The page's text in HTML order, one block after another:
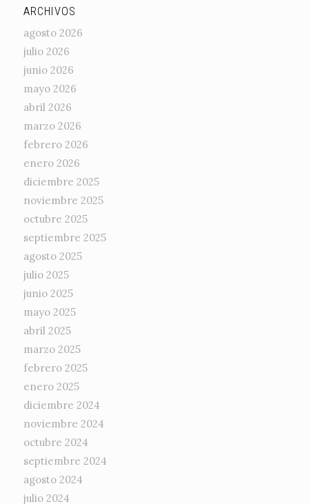
ARCHIVOS
agosto 2026
julio 2026
junio 2026
mayo 2026
abril 2026
marzo 2026
febrero 2026
enero 2026
diciembre 2025
noviembre 2025
octubre 2025
septiembre 2025
agosto 2025
julio 2025
junio 2025
mayo 2025
abril 2025
marzo 2025
febrero 2025
enero 2025
diciembre 2024
noviembre 2024
octubre 2024
septiembre 2024
agosto 2024
julio 2024